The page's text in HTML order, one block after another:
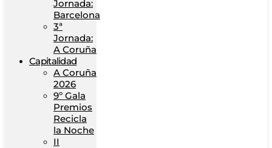
Jornada:
Barcelona
3ª
Jornada:
A Coruña
Capitalidad
A Coruña
2026
9º Gala
Premios
Recicla
la Noche
II